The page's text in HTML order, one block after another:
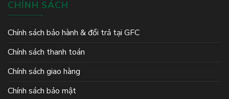
CHÍNH SÁCH
Chính sách bảo hành & đổi trả tại GFC
Chính sách thanh toán
Chính sách giao hàng
Chính sách bảo mật